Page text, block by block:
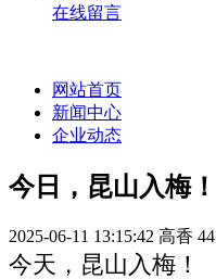
在线留言
网站首页
新闻中心
企业动态
今日，昆山入梅！
2025-06-11 13:15:42 高香 44
今天，昆山入梅！